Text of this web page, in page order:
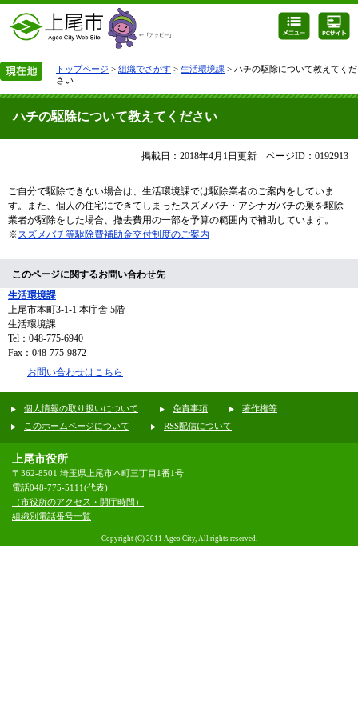
トップページ > 組織でさがす > 生活環境課 > ハチの駆除について教えてくだ
さい
ハチの駆除について教えてください
掲載日：2018年4月1日更新 ページID：0192913
ご自分で駆除できない場合は、生活環境課では駆除業者のご案内をしていま
す。また、個人の住宅にできてしまったスズメバチ・アシナガバチの巣を駆除
業者が駆除をした場合、撤去費用の一部を予算の範囲内で補助しています。
※ スズメバチ等駆除費補助金交付制度のご案内
このページに関するお問い合わせ先
生活環境課
上尾市本町3-1-1 本庁舎 5階
生活環境課
Tel：048-775-6940
Fax：048-775-9872
お問い合わせはこちら
個人情報の取り扱いについて 免責事項
著作権等
このホームページについて
RSS配信について
上尾市役所
〒362-8501 埼玉県上尾市本町三丁目1番1号
電話048-775-5111(代表)
（市役所のアクセス・開庁時間）
組織別電話番号一覧
Copyright (C) 2011 Ageo City, All rights reserved.